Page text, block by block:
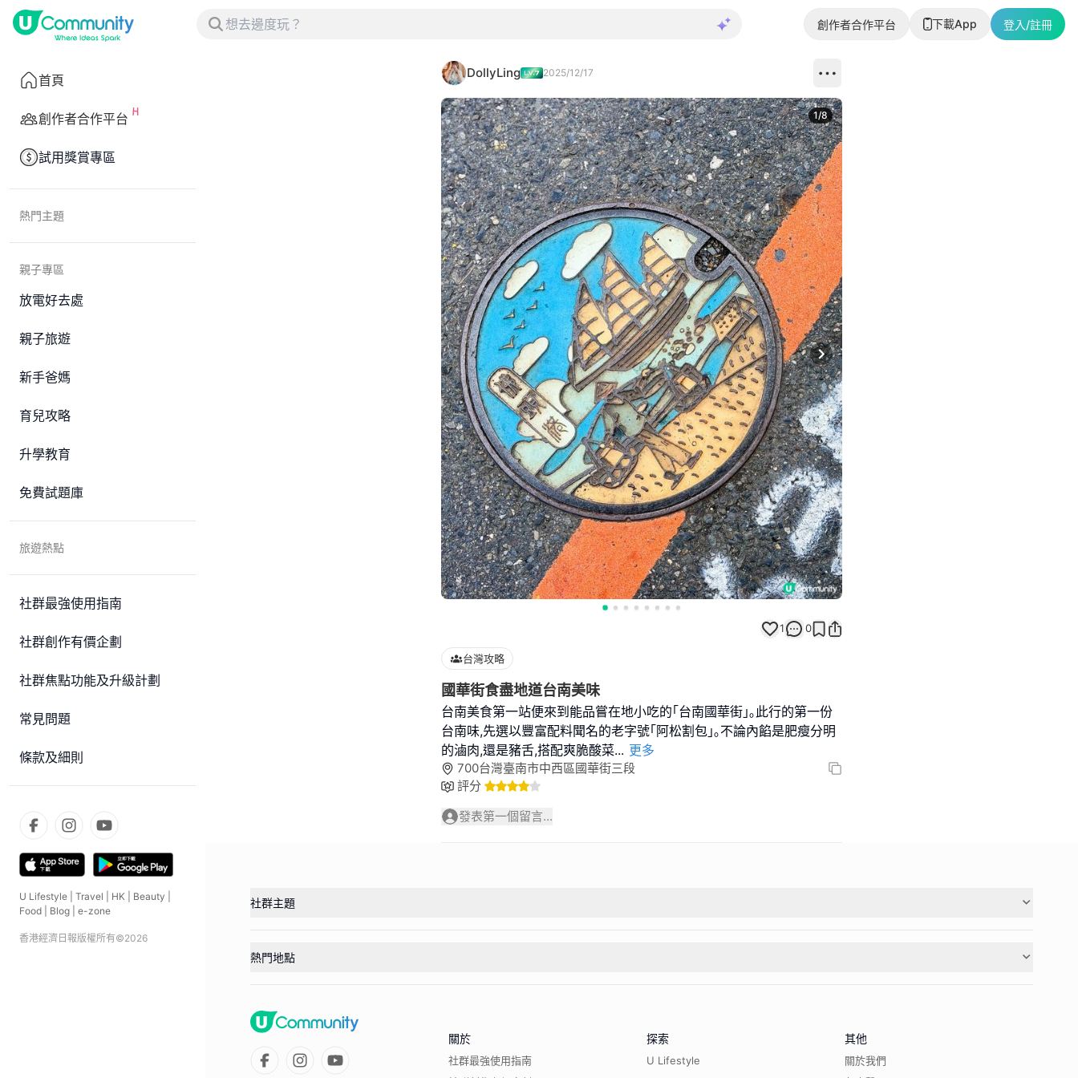
創作者合作平台 下載App 登入/註冊
首頁
創作者合作平台
試用獎賞專區
熱門主題
親子專區
放電好去處
親子旅遊
新手爸媽
育兒攻略
升學教育
免費試題庫
旅遊熱點
社群最強使用指南
社群創作有價企劃
社群焦點功能及升級計劃
常見問題
條款及細則
U Lifestyle Travel HK Beauty
Food
Blog e-zone
香港經濟日報版權所有©2026
DollyLing 2025/12/17
Next slide
1/8
1 0
台灣攻略
國華街食盡地道台南美味
台南美食第一站便來到能品嘗在地小吃的｢台南國華街｣｡此行的第一份
台南味,先選以豐富配料聞名的老字號｢阿松割包｣｡不論內餡是肥瘦分明
的滷肉,還是豬舌,搭配爽脆酸菜... 更多
700台灣臺南市中西區國華街三段
評分
發表第一個留言...
社群主題
熱門地點
關於
社群最強使用指南
探索
U Lifestyle
其他
關於我們